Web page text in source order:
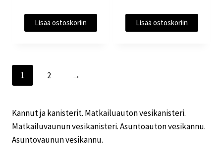
Lisää ostoskoriin Lisää ostoskoriin
1 2 →
Kannut ja kanisterit. Matkailuauton vesikanisteri.
Matkailuvaunun vesikanisteri. Asuntoauton vesikannu.
Asuntovaunun vesikannu.